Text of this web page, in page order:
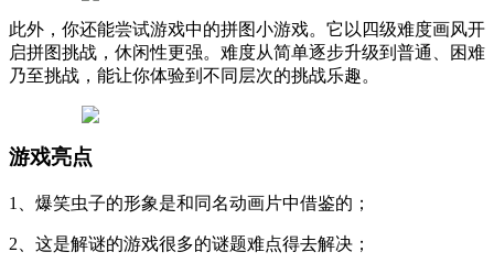
此外，你还能尝试游戏中的拼图小游戏。它以四级难度画风开
启拼图挑战，休闲性更强。难度从简单逐步升级到普通、困难
乃至挑战，能让你体验到不同层次的挑战乐趣。
游戏亮点
1、爆笑虫子的形象是和同名动画片中借鉴的；
2、这是解谜的游戏很多的谜题难点得去解决；